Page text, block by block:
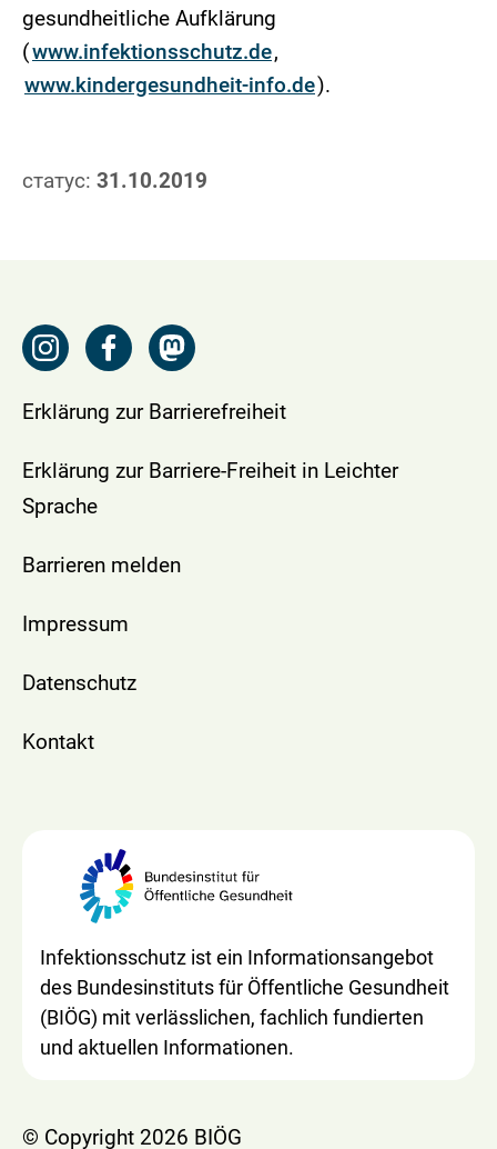
gesundheitliche Aufklärung
(www.infektionsschutz.de,
www.kindergesundheit-info.de).
статус: 31.10.2019
Erklärung zur Barrierefreiheit
Erklärung zur Barriere-Freiheit in Leichter
Sprache
Barrieren melden
Impressum
Datenschutz
Kontakt
Infektionsschutz ist ein Informationsangebot
des Bundesinstituts für Öffentliche Gesundheit
(BIÖG) mit verlässlichen, fachlich fundierten
und aktuellen Informationen.
© Copyright 2026 BIÖG